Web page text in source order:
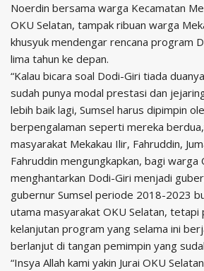
Noerdin bersama warga Kecamatan
OKU Selatan, tampak ribuan warga
khusyuk mendengar rencana program
lima tahun ke depan.
“Kalau bicara soal Dodi-Giri tiada
sudah punya modal prestasi dan
lebih baik lagi, Sumsel harus dipimpin
berpengalaman seperti mereka
masyarakat Mekakau Ilir, Fahruddin,
Fahruddin mengungkapkan, bagi warga
menghantarkan Dodi-Giri menjadi
gubernur Sumsel periode 2018-2023
utama masyarakat OKU Selatan, tetapi
kelanjutan program yang selama ini
berlanjut di tangan pemimpin yang
“Insya Allah kami yakin Jurai OKU